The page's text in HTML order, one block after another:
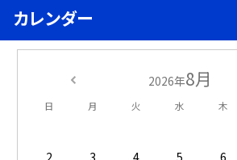
カレンダー
2026年8月
日 月 火 水 木